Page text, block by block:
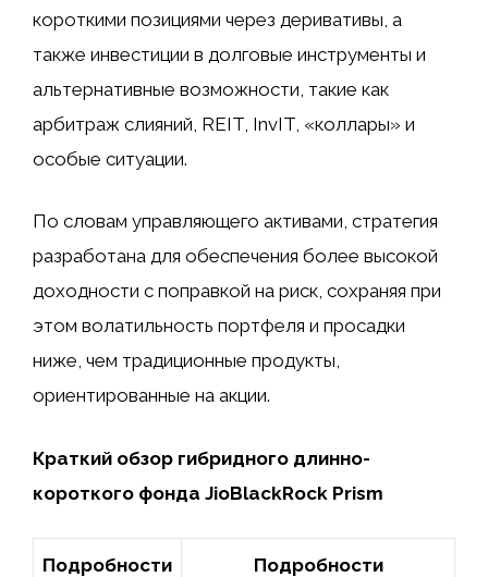
короткими позициями через деривативы, а
также инвестиции в долговые инструменты и
альтернативные возможности, такие как
арбитраж слияний, REIT, InvIT, «коллары» и
особые ситуации.
По словам управляющего активами, стратегия
разработана для обеспечения более высокой
доходности с поправкой на риск, сохраняя при
этом волатильность портфеля и просадки
ниже, чем традиционные продукты,
ориентированные на акции.
Краткий обзор гибридного длинно-
короткого фонда JioBlackRock Prism
Подробности Подробности